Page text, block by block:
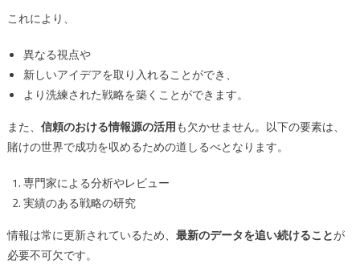
これにより、
異なる視点や
新しいアイデアを取り入れることができ、
より洗練された戦略を築くことができます。
また、 信頼のおける情報源の活用も欠かせません。以下の要素は、
賭けの世界で成功を収めるための道しるべとなります。
専門家による分析やレビュー
実績のある戦略の研究
情報は常に更新されているため、 最新のデータを追い続けることが
必要不可欠です。